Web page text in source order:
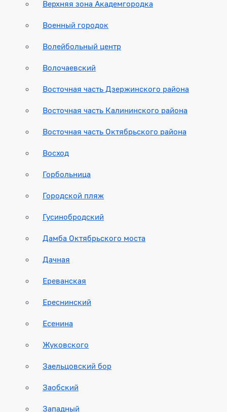
Верхняя зона Академгородка
Военный городок
Волейбольный центр
Волочаевский
Восточная часть Дзержинского района
Восточная часть Калининского района
Восточная часть Октябрьского района
Восход
Горбольница
Городской пляж
Гусинобродский
Дамба Октябрьского моста
Дачная
Ереванская
Ереснинский
Есенина
Жуковского
Заельцовский бор
Заобский
Западный